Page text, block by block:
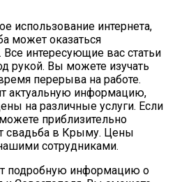
использование интернета,
может оказаться
интересующие вас статьи
рукой. Вы можете изучать
перерыва на работе.
актуальную информацию,
на различные услуги. Если
приблизительно
свадьба в Крыму. Цены
сотрудниками.
подробную информацию о